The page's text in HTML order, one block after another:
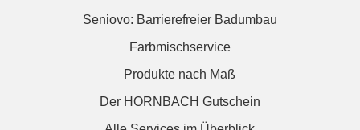
Seniovo: Barrierefreier Badumbau
Farbmischservice
Produkte nach Maß
Der HORNBACH Gutschein